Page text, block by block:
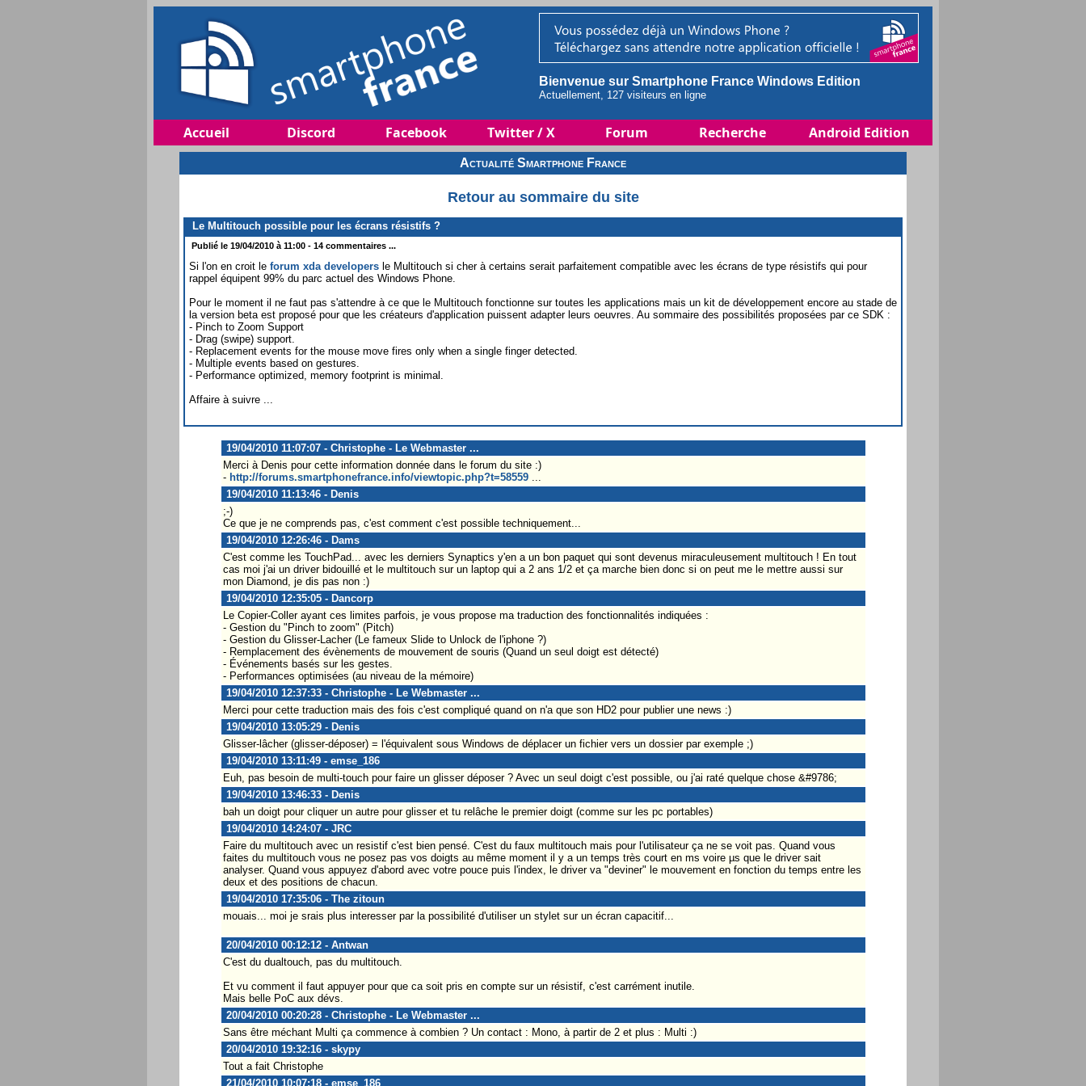
Bienvenue sur Smartphone France Windows Edition
Actuellement, 127 visiteurs en ligne
Accueil Discord Facebook Twitter / X Forum Recherche Android Edition
Actualité Smartphone France
Retour au sommaire du site
Le Multitouch possible pour les écrans résistifs ?
Publié le 19/04/2010 à 11:00 - 14 commentaires ...
Si l'on en croit le forum xda developers le Multitouch si cher à certains serait parfaitement compatible avec les écrans de type résistifs qui pour
rappel équipent 99% du parc actuel des Windows Phone.
Pour le moment il ne faut pas s'attendre à ce que le Multitouch fonctionne sur toutes les applications mais un kit de développement encore au stade de
la version beta est proposé pour que les créateurs d'application puissent adapter leurs oeuvres. Au sommaire des possibilités proposées par ce SDK :
- Pinch to Zoom Support
- Drag (swipe) support.
- Replacement events for the mouse move fires only when a single finger detected.
- Multiple events based on gestures.
- Performance optimized, memory footprint is minimal.
Affaire à suivre ...
19/04/2010 11:07:07 - Christophe - Le Webmaster ...
Merci à Denis pour cette information donnée dans le forum du site :)
- http://forums.smartphonefrance.info/viewtopic.php?t=58559...
19/04/2010 11:13:46 - Denis
;-)
Ce que je ne comprends pas, c'est comment c'est possible techniquement...
19/04/2010 12:26:46 - Dams
C'est comme les TouchPad... avec les derniers Synaptics y'en a un bon paquet qui sont devenus miraculeusement multitouch ! En tout
cas moi j'ai un driver bidouillé et le multitouch sur un laptop qui a 2 ans 1/2 et ça marche bien donc si on peut me le mettre aussi sur
mon Diamond, je dis pas non :)
19/04/2010 12:35:05 - Dancorp
Le Copier-Coller ayant ces limites parfois, je vous propose ma traduction des fonctionnalités indiquées :
- Gestion du "Pinch to zoom" (Pitch)
- Gestion du Glisser-Lacher (Le fameux Slide to Unlock de l'iphone ?)
- Remplacement des évènements de mouvement de souris (Quand un seul doigt est détecté)
- Événements basés sur les gestes.
- Performances optimisées (au niveau de la mémoire)
19/04/2010 12:37:33 - Christophe - Le Webmaster ...
Merci pour cette traduction mais des fois c'est compliqué quand on n'a que son HD2 pour publier une news :)
19/04/2010 13:05:29 - Denis
Glisser-lâcher (glisser-déposer) = l'équivalent sous Windows de déplacer un fichier vers un dossier par exemple ;)
19/04/2010 13:11:49 - emse_186
Euh, pas besoin de multi-touch pour faire un glisser déposer ? Avec un seul doigt c'est possible, ou j'ai raté quelque chose &#9786;
19/04/2010 13:46:33 - Denis
bah un doigt pour cliquer un autre pour glisser et tu relâche le premier doigt (comme sur les pc portables)
19/04/2010 14:24:07 - JRC
Faire du multitouch avec un resistif c'est bien pensé. C'est du faux multitouch mais pour l'utilisateur ça ne se voit pas. Quand vous
faites du multitouch vous ne posez pas vos doigts au même moment il y a un temps très court en ms voire µs que le driver sait
analyser. Quand vous appuyez d'abord avec votre pouce puis l'index, le driver va "deviner" le mouvement en fonction du temps entre les
deux et des positions de chacun.
19/04/2010 17:35:06 - The zitoun
mouais... moi je srais plus interesser par la possibilité d'utiliser un stylet sur un écran capacitif...
20/04/2010 00:12:12 - Antwan
C'est du dualtouch, pas du multitouch.
Et vu comment il faut appuyer pour que ca soit pris en compte sur un résistif, c'est carrément inutile.
Mais belle PoC aux dévs.
20/04/2010 00:20:28 - Christophe - Le Webmaster ...
Sans être méchant Multi ça commence à combien ? Un contact : Mono, à partir de 2 et plus : Multi :)
20/04/2010 19:32:16 - skypy
Tout a fait Christophe
21/04/2010 10:07:18 - emse_186